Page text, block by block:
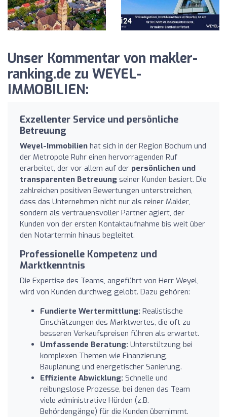
Unser Kommentar von makler-
ranking.de zu WEYEL-
IMMOBILIEN:
Exzellenter Service und persönliche
Betreuung
Weyel-Immobilien hat sich in der Region Bochum und
der Metropole Ruhr einen hervorragenden Ruf
erarbeitet, der vor allem auf der persönlichen und
transparenten Betreuung seiner Kunden basiert. Die
zahlreichen positiven Bewertungen unterstreichen,
dass das Unternehmen nicht nur als reiner Makler,
sondern als vertrauensvoller Partner agiert, der
Kunden von der ersten Kontaktaufnahme bis weit über
den Notartermin hinaus begleitet.
Professionelle Kompetenz und
Marktkenntnis
Die Expertise des Teams, angeführt von Herr Weyel,
wird von Kunden durchweg gelobt. Dazu gehören:
Fundierte Wertermittlung: Realistische
Einschätzungen des Marktwertes, die oft zu
besseren Verkaufspreisen führen als erwartet.
Umfassende Beratung: Unterstützung bei
komplexen Themen wie Finanzierung,
Bauplanung und energetischer Sanierung.
Effiziente Abwicklung: Schnelle und
reibungslose Prozesse, bei denen das Team
viele administrative Hürden (z.B.
Behördengänge) für die Kunden übernimmt.